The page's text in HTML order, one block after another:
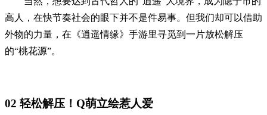
高人，在快节奏社会的眼下并不是件易事。但我们却可以借助
外物的力量，在《逍遥情缘》手游里寻觅到一片放松解压
的“桃花源”。
02 轻松解压！Q萌立绘惹人爱